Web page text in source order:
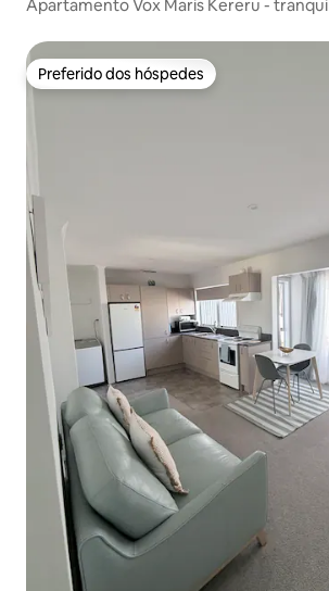
Apartamento Vox Maris Kereru -
Preferido dos hóspedes
Preferido dos hóspedes